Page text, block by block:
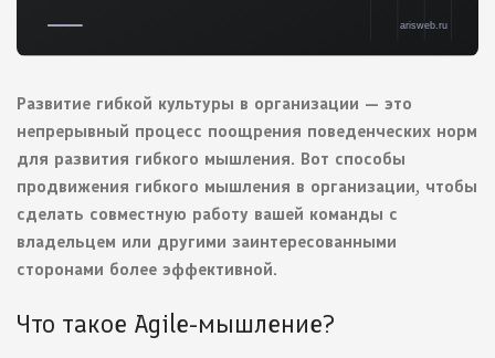
Развитие гибкой культуры в организации — это
непрерывный процесс поощрения поведенческих норм
для развития гибкого мышления. Вот способы
продвижения гибкого мышления в организации, чтобы
сделать совместную работу вашей команды с
владельцем или другими заинтересованными
сторонами более эффективной.
Что такое Agile-мышление?